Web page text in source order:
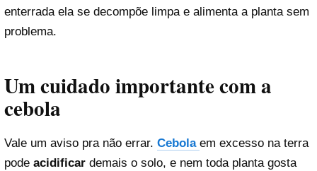
enterrada ela se decompõe limpa e alimenta a planta sem
problema.
Um cuidado importante com a
cebola
Vale um aviso pra não errar. Cebola em excesso na terra
pode acidificar demais o solo, e nem toda planta gosta